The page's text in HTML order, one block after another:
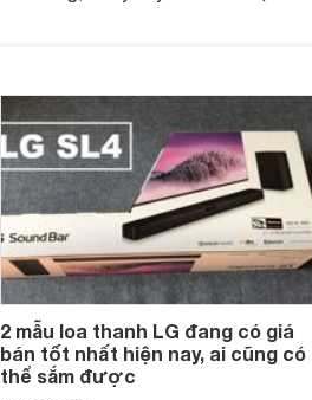
lớn từ 300W và tầm giá khoảng 5
triệu đồng trở xuống, không khó để sở
hữu và trải nghiệm.
2 mẫu loa thanh LG đang có giá
bán tốt nhất hiện nay, ai cũng có
thể sắm được